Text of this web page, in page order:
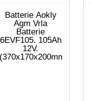
Batterie Aokly
Agm Vrla
Batterie
6EVF105. 105Ah
12V.
(370x170x200mm)